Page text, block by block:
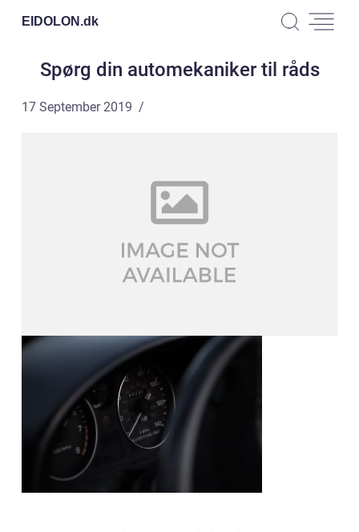
EIDOLON.dk
Spørg din automekaniker til råds
17 September 2019